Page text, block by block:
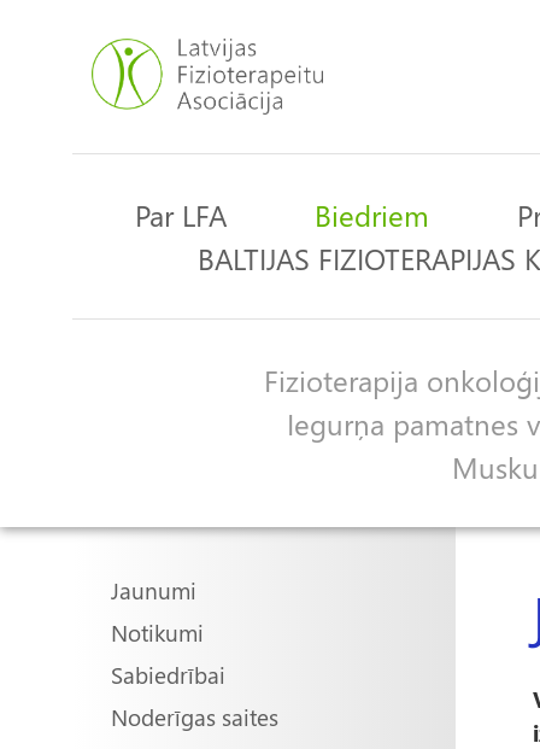
Main
Par LFA Biedriem
BALTIJAS FIZIOTERAPIJAS
Apakšgrupas
Fizioterapija
Iegurņa pamatnes
Main
navigation
Jaunumi
Notikumi
Sabiedrībai
Noderīgas saites